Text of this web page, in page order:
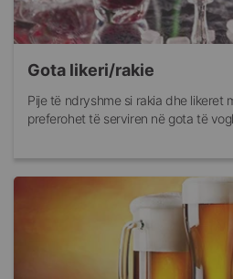
Gota likeri/rakie
Pije të ndryshme si rakia dhe likeret
preferohet të serviren në gota të